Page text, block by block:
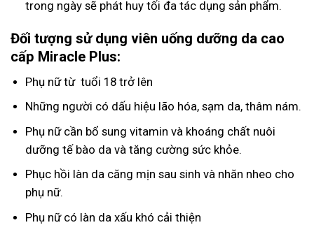
trong ngày sẽ phát huy tối đa tác dụng sản phẩm.
Đối tượng sử dụng viên uống dưỡng da cao
cấp Miracle Plus:
Phụ nữ từ tuổi 18 trở lên
Những người có dấu hiệu lão hóa, sạm da, thâm nám.
Phụ nữ cần bổ sung vitamin và khoáng chất nuôi
dưỡng tế bào da và tăng cường sức khỏe.
Phục hồi làn da căng mịn sau sinh và nhăn nheo cho
phụ nữ.
Phụ nữ có làn da xấu khó cải thiện